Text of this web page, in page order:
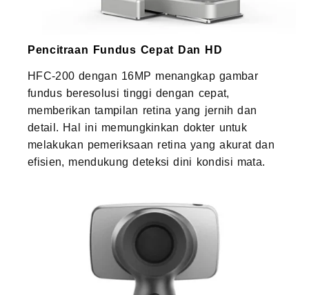
Pencitraan Fundus Cepat Dan HD
HFC-200 dengan 16MP menangkap gambar
fundus beresolusi tinggi dengan cepat,
memberikan tampilan retina yang jernih dan
detail. Hal ini memungkinkan dokter untuk
melakukan pemeriksaan retina yang akurat dan
efisien, mendukung deteksi dini kondisi mata.